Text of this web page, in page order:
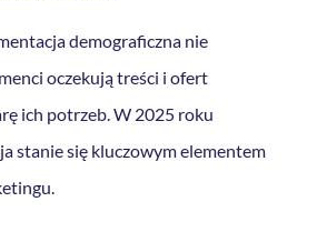
demograficzna nie
oczekują treści i ofert
ich potrzeb. W 2025 roku
stanie się kluczowym elementem